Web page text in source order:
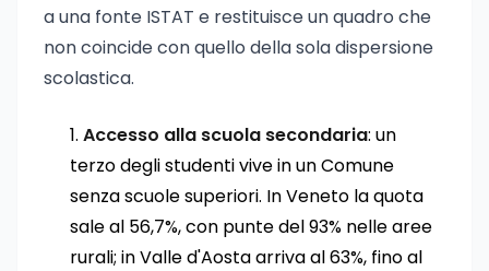
a una fonte ISTAT e restituisce un quadro che
non coincide con quello della sola dispersione
scolastica.
Accesso alla scuola secondaria: un
terzo degli studenti vive in un Comune
senza scuole superiori. In Veneto la quota
sale al 56,7%, con punte del 93% nelle aree
rurali; in Valle d'Aosta arriva al 63%, fino al